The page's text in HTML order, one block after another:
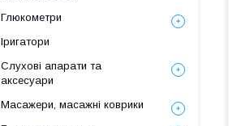
Глюкометри
Іригатори
Слухові апарати та
аксесуари
Масажери, масажні коврики